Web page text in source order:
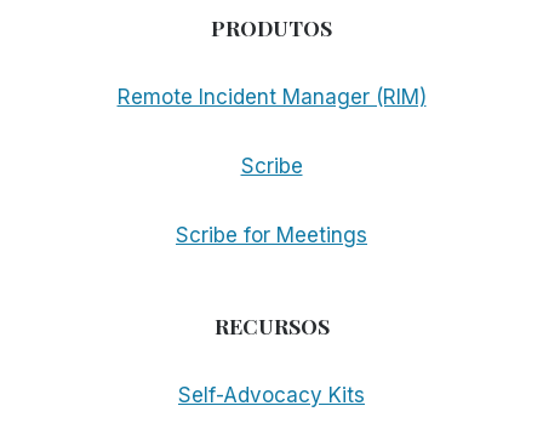
PRODUTOS
Remote Incident Manager (RIM)
Scribe
Scribe for Meetings
RECURSOS
Self-Advocacy Kits